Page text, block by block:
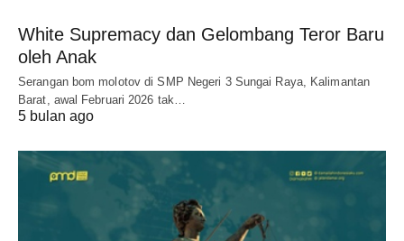
White Supremacy dan Gelombang Teror Baru
oleh Anak
Serangan bom molotov di SMP Negeri 3 Sungai Raya, Kalimantan
Barat, awal Februari 2026 tak…
5 bulan ago